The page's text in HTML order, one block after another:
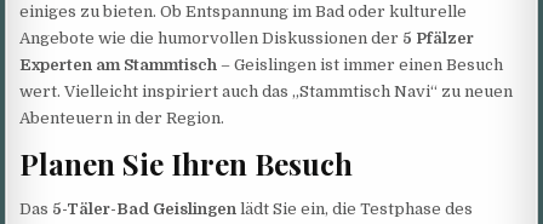
einiges zu bieten. Ob Entspannung im Bad oder kulturelle
Angebote wie die humorvollen Diskussionen der 5 Pfälzer
Experten am Stammtisch – Geislingen ist immer einen Besuch
wert. Vielleicht inspiriert auch das „Stammtisch Navi“ zu neuen
Abenteuern in der Region.
Planen Sie Ihren Besuch
Das 5-Täler-Bad Geislingen lädt Sie ein, die Testphase des